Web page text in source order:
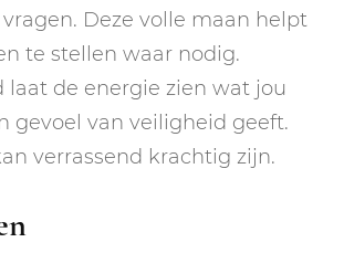
Deze volle maan helpt
te stellen waar nodig.
laat de energie zien wat jou
gevoel van veiligheid geeft.
verrassend krachtig zijn.